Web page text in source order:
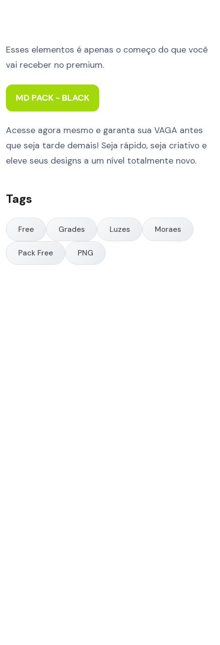
Esses elementos é apenas o começo do que você
vai receber no premium.
MD PACK - BLACK
Acesse agora mesmo e garanta sua VAGA antes
que seja tarde demais! Seja rápido, seja criativo e
eleve seus designs a um nível totalmente novo.
Tags
Free Grades Luzes Moraes
Pack Free PNG